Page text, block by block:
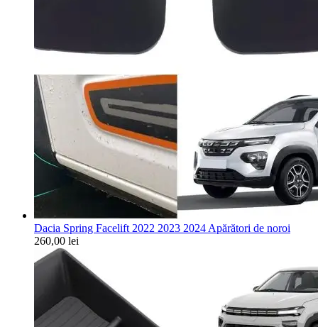
Dacia Spring Facelift 2022 2023 2024 Apărători de noroi
260,00 lei